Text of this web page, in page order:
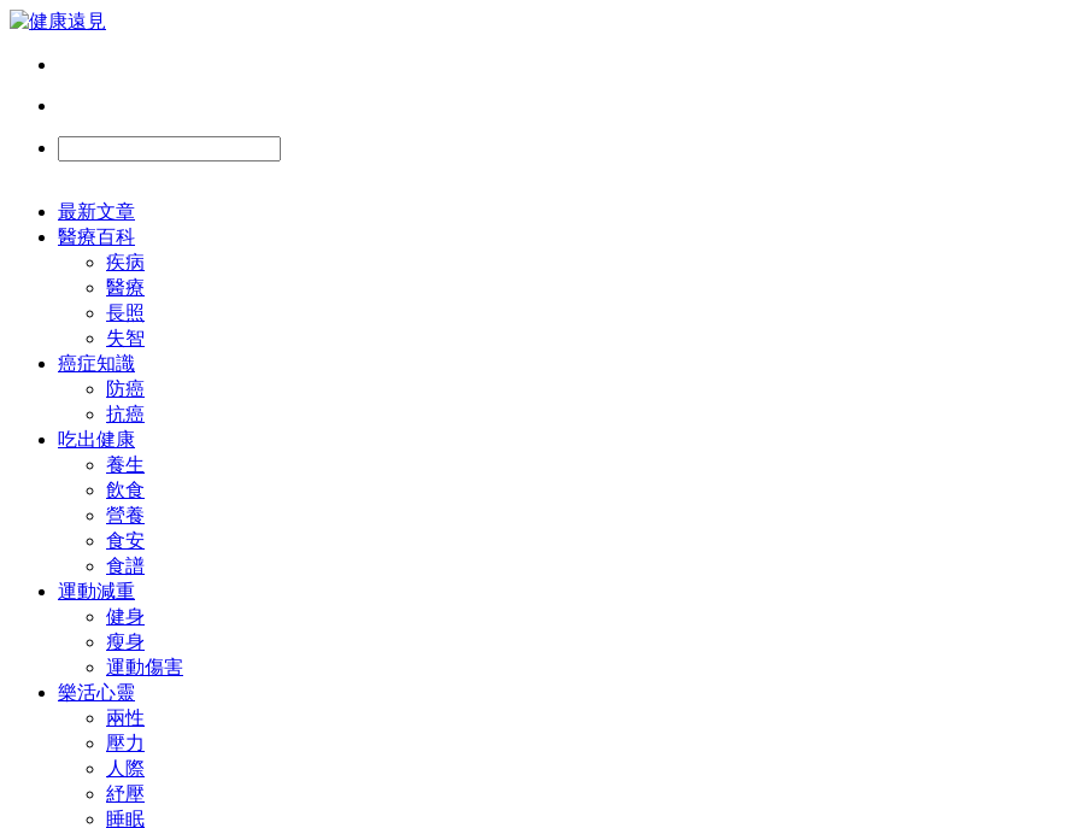
最新文章
醫療百科
疾病
醫療
長照
失智
癌症知識
防癌
抗癌
吃出健康
養生
飲食
營養
食安
食譜
運動減重
健身
瘦身
運動傷害
樂活心靈
兩性
壓力
人際
紓壓
睡眠